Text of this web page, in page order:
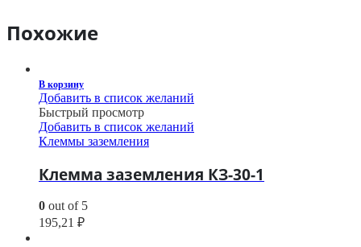
Похожие
В корзину
Добавить в список желаний
Быстрый просмотр
Добавить в список желаний
Клеммы заземления
Клемма заземления КЗ-30-1
0 out of 5
195,21 ₽